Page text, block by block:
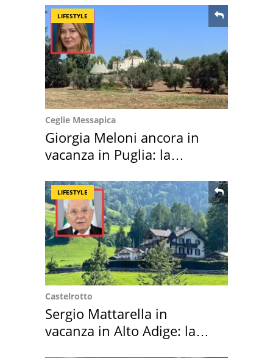
LIFESTYLE
Ceglie Messapica
Giorgia Meloni ancora in
vacanza in Puglia: la
LIFESTYLE
Castelrotto
Sergio Mattarella in
vacanza in Alto Adige: la